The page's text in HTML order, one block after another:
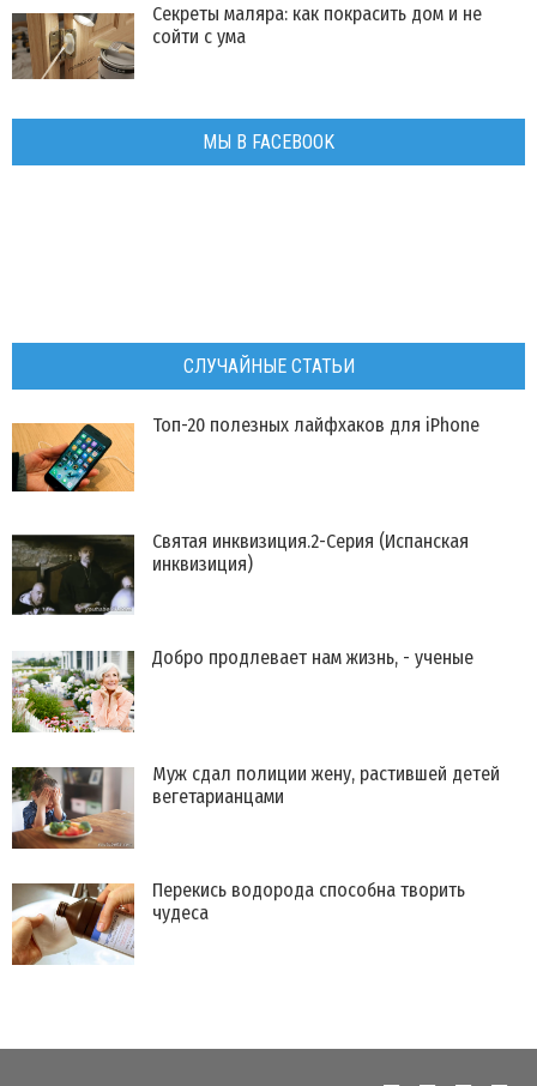
Секреты маляра: как покрасить дом и не
сойти с ума
МЫ В FACEBOOK
СЛУЧАЙНЫЕ СТАТЬИ
Топ-20 полезных лайфхаков для iPhone
Святая инквизиция.2-Серия (Испанская
инквизиция)
Добро продлевает нам жизнь, - ученые
Муж сдал полиции жену, растившей детей
вегетарианцами
Перекись водорода способна творить
чудеса